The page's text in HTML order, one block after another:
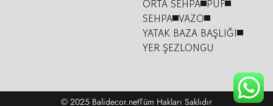
ORTA SEHPA PUF
SEHPA VAZO
YATAK BAZA BAŞLIĞI
YER ŞEZLONGU
© 2025 Balidecor.netTüm Hakları Saklıdır